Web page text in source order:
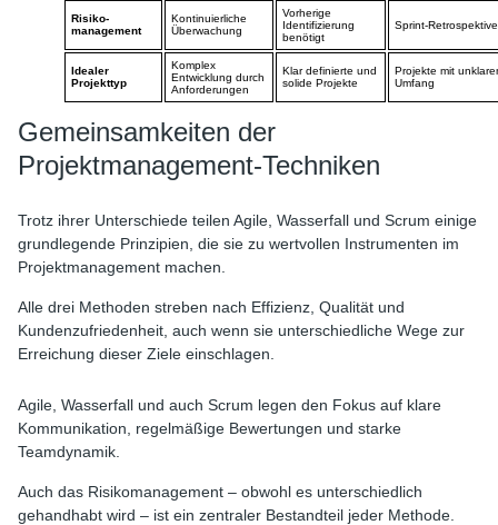
Risiko-
management
Kontinuierliche
Überwachung
Vorherige
Identifizierung
benötigt
Sprint-
Idealer
Projekttyp
Komplex
Entwicklung durch
Anforderungen
Klar definierte und
solide Projekte
Projekte mit
Umfang
Gemeinsamkeiten der
Projektmanagement-Techniken
Trotz ihrer Unterschiede teilen Agile, Wasserfall und Scrum einige
grundlegende Prinzipien, die sie zu wertvollen Instrumenten im
Projektmanagement machen.
Alle drei Methoden streben nach Effizienz, Qualität und
Kundenzufriedenheit, auch wenn sie unterschiedliche Wege zur
Erreichung dieser Ziele einschlagen.
Agile, Wasserfall und auch Scrum legen den Fokus auf klare
Kommunikation, regelmäßige Bewertungen und starke
Teamdynamik.
Auch das Risikomanagement – obwohl es unterschiedlich
gehandhabt wird – ist ein zentraler Bestandteil jeder Methode.